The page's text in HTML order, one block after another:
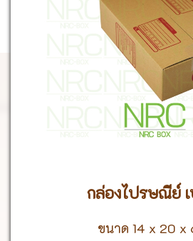
กล่องไปรษณีย์
ขนาด 14 x 20 x